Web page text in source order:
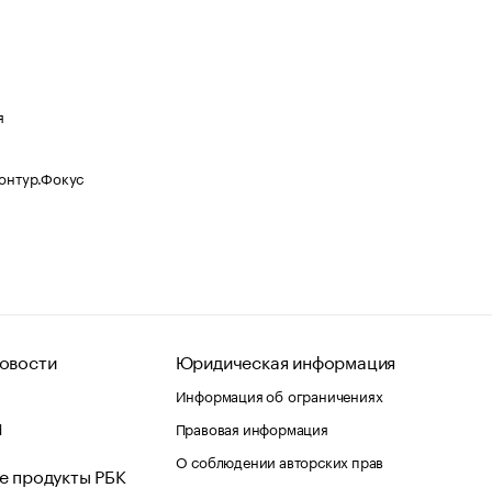
продукты РБК
Юридическая информация
Информация об ограничениях
Правовая информация
О соблюдении авторских прав